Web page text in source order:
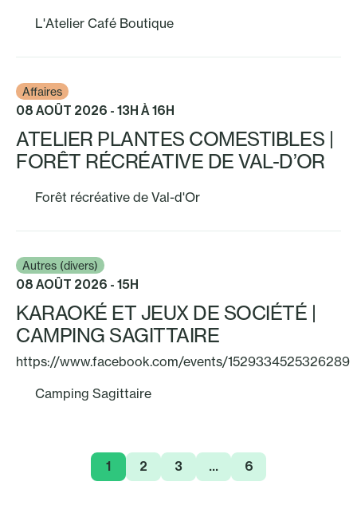
L'Atelier Café Boutique
Affaires
08 AOÛT 2026 - 13H À 16H
ATELIER PLANTES COMESTIBLES |
FORÊT RÉCRÉATIVE DE VAL-D’OR
Forêt récréative de Val-d'Or
Autres (divers)
08 AOÛT 2026 - 15H
KARAOKÉ ET JEUX DE SOCIÉTÉ |
CAMPING SAGITTAIRE
https://www.facebook.com/events/1529334525326289
Camping Sagittaire
1 2 3 … 6